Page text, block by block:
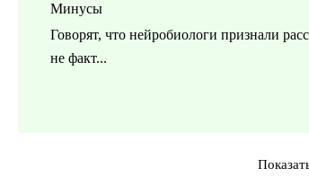
Минусы
Говорят, что нейробиологи признали
не факт...